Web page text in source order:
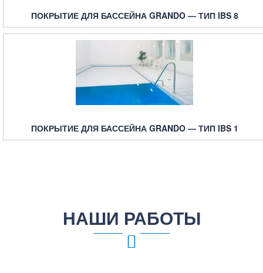
ПОКРЫТИЕ ДЛЯ БАССЕЙНА GRANDO — ТИП IBS 8
ПОКРЫТИЕ ДЛЯ БАССЕЙНА GRANDO — ТИП IBS 1
НАШИ РАБОТЫ